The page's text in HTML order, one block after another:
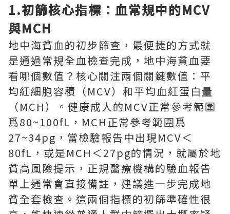
1.初篩核心指標：血常規中的MCV
與MCH
地中海貧血的初步篩查，最便捷的方式就
是通過常規全血檢查完成，地中海貧血要
看哪個數值？核心關注兩個關鍵數值：平
均紅細胞容積（MCV）和平均血紅蛋白量
（MCH）。健康成人的MCV正常參考範圍
爲80~100fL，MCH正常參考範圍爲
27~34pg，當檢驗報告中出現MCV＜
80fL，或是MCH＜27pg的情況，就屬於地
貧高風險提示，正規醫療機構的驗血報告
單上通常會直接備註，建議進一步完成地
貧全套檢查。這兩個指標的初篩準確性很